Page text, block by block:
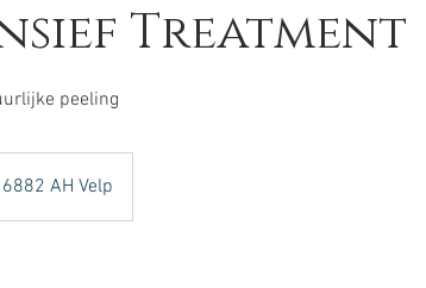
Treatment
peeling
AH Velp